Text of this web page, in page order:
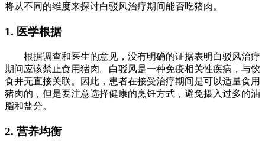
将从不同的维度来探讨白驳风治疗期间能否吃猪肉。
1. 医学根据
根据调查和医生的意见，没有明确的证据表明白驳风治疗
期间应该禁止食用猪肉。白驳风是一种免疫相关性疾病，与饮
食并无直接关联。因此，患者在接受治疗期间是可以适量食用
猪肉的，但是要注意选择健康的烹饪方式，避免摄入过多的油
脂和盐分。
2. 营养均衡